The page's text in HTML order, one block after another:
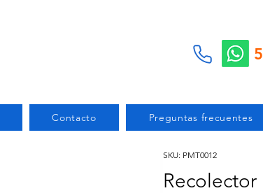
Contacto Preguntas frecuentes
SKU: PMT0012
Recolector